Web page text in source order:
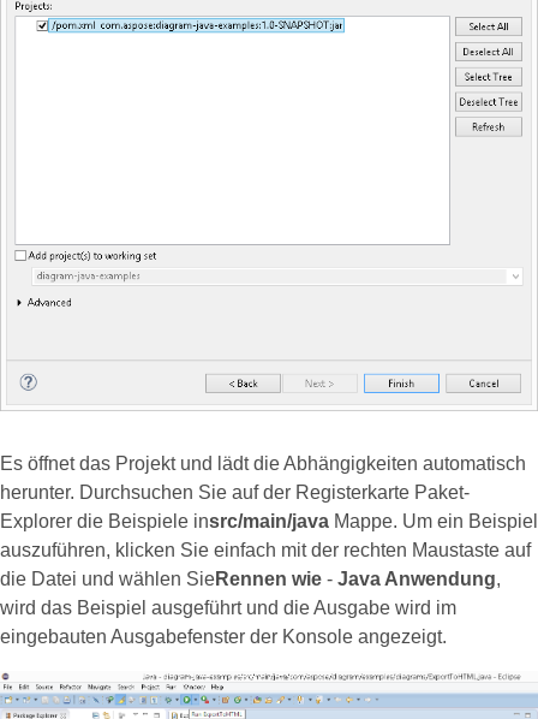
Es öffnet das Projekt und lädt die Abhängigkeiten automatisch
herunter. Durchsuchen Sie auf der Registerkarte Paket-
Explorer die Beispiele insrc/main/java Mappe. Um ein Beispiel
auszuführen, klicken Sie einfach mit der rechten Maustaste auf
die Datei und wählen SieRennen wie - Java Anwendung,
wird das Beispiel ausgeführt und die Ausgabe wird im
eingebauten Ausgabefenster der Konsole angezeigt.